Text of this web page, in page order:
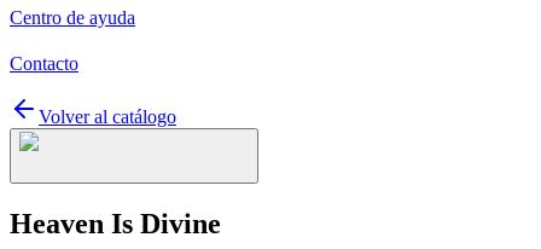
Centro de ayuda
Contacto
Volver al catálogo
Heaven Is Divine